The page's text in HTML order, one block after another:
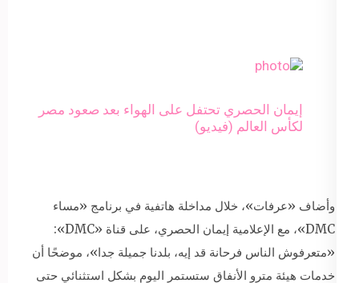
إيمان الحصري تحتفل على الهواء بعد صعود مصر
لكأس العالم (فيديو)
وأضاف «عرفات»، خلال مداخلة هاتفية في برنامج «مساء
DMC»، مع الإعلامية إيمان الحصري، على قناة «DMC»:
«متعرفوش الناس فرحانة قد إيه، بلدنا جميلة جدا»، موضحًا أن
خدمات هيئة مترو الأنفاق ستستمر اليوم بشكل استثنائي حتى